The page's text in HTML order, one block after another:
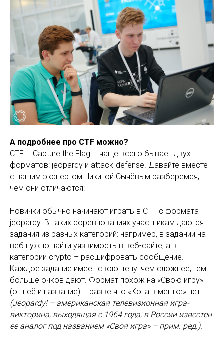
А подробнее про CTF можно?
CTF – Сapture the Flag – чаще всего бывает двух
форматов: jeopardy и attack-defense. Давайте вместе
с нашим экспертом Никитой Сычёвым разберемся,
чем они отличаются:
Новички обычно начинают играть в CTF с формата
jeopardy. В таких соревнованиях участникам даются
задания из разных категорий: например, в задании на
веб нужно найти уязвимость в веб-сайте, а в
категории crypto – расшифровать сообщение.
Каждое задание имеет свою цену: чем сложнее, тем
больше очков дают. Формат похож на «Свою игру»
(от неё и название) – разве что «Кота в мешке» нет
(Jeopardy! – американская телевизионная игра-
викторина, выходящая с 1964 года, в России известен
ее аналог под названием «Своя игра» – прим. ред.).